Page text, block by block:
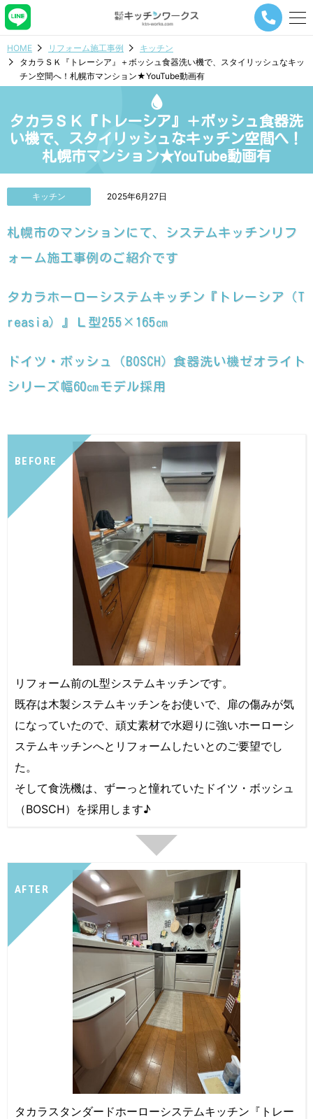
メ
ー
ビ
ー
シ
ョ
タ
HOME リフォーム施工事例
キッチン
タカラＳＫ『トレーシア』＋ボッシュ食器洗い機で、スタイリッシュなキッ
チン空間へ！札幌市マンション★YouTube動画有
タカラＳＫ『トレーシア』＋ボッシュ食器洗
い機で、スタイリッシュなキッチン空間へ！
札幌市マンション★YouTube動画有
キッチン 2025年6月27日
札幌市のマンションにて、システムキッチンリフ
ォーム施工事例のご紹介です
タカラホーローシステムキッチン『トレーシア（T
reasia）』Ｌ型255×165㎝
ドイツ・ボッシュ（BOSCH）食器洗い機ゼオライト
シリーズ幅60㎝モデル採用
BEFORE
リフォーム前のL型システムキッチンです。
既存は木製システムキッチンをお使いで、扉の傷みが気
になっていたので、頑丈素材で水廻りに強いホーローシ
ステムキッチンへとリフォームしたいとのご要望でし
た。
そして食洗機は、ずーっと憧れていたドイツ・ボッシュ
（BOSCH）を採用します♪
AFTER
タカラスタンダードホーローシステムキッチン『トレー